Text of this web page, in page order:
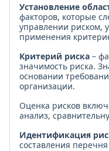
Установление
факторов, которые
управлении риском,
применения
Критерий риска –
значимость риска.
основании
организации.
Оценка рисков
анализ,
Идентификация
составления